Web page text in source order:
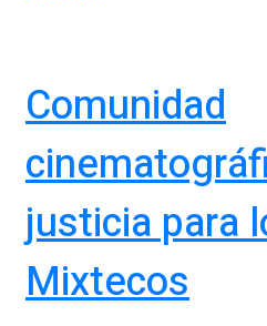
Comunidad
justicia para
Mixtecos